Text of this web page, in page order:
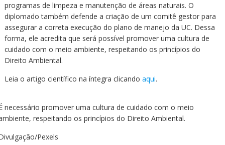
programas de limpeza e manutenção de áreas naturais. O
diplomado também defende a criação de um comitê gestor para
assegurar a correta execução do plano de manejo da UC. Dessa
forma, ele acredita que será possível promover uma cultura de
cuidado com o meio ambiente, respeitando os princípios do
Direito Ambiental.
Leia o artigo científico na íntegra clicando aqui.
necessário promover uma cultura de cuidado com o meio
respeitando os princípios do Direito Ambiental.
Pexels